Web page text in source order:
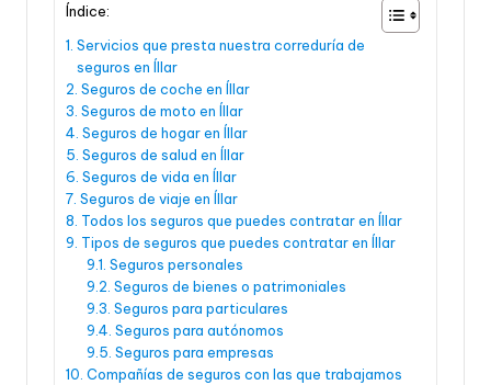
Índice:
Servicios que presta nuestra correduría de
seguros en Íllar
Seguros de coche en Íllar
Seguros de moto en Íllar
Seguros de hogar en Íllar
Seguros de salud en Íllar
Seguros de vida en Íllar
Seguros de viaje en Íllar
Todos los seguros que puedes contratar en Íllar
Tipos de seguros que puedes contratar en Íllar
Seguros personales
Seguros de bienes o patrimoniales
Seguros para particulares
Seguros para autónomos
Seguros para empresas
Compañías de seguros con las que trabajamos